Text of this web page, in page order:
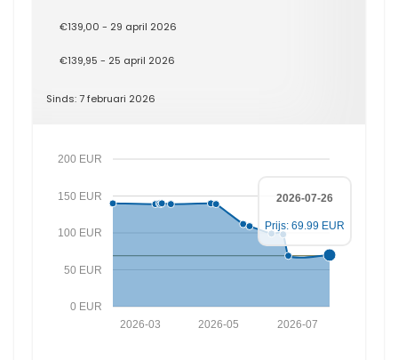
€139,00 - 29 april 2026
€139,95 - 25 april 2026
Sinds: 7 februari 2026
0 EUR
50 EUR
100 EUR
150 EUR
200 EUR
2026-07
2026-05
2026-03
2026-07-26
Prijs: 69.99 EUR